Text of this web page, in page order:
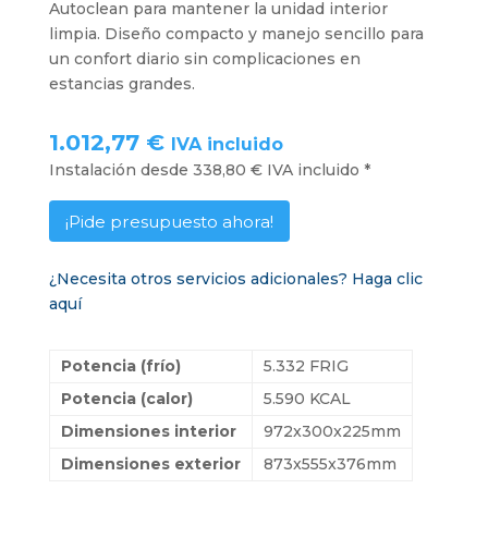
Autoclean para mantener la unidad interior
limpia. Diseño compacto y manejo sencillo para
un confort diario sin complicaciones en
estancias grandes.
1.012,77 € IVA incluido
Instalación desde 338,80 € IVA incluido *
¡Pide presupuesto ahora!
¿Necesita otros servicios adicionales? Haga clic
aquí
Potencia (frío)
5.332 FRIG
Potencia (calor)
5.590 KCAL
Dimensiones interior
972x300x225mm
Dimensiones exterior
873x555x376mm